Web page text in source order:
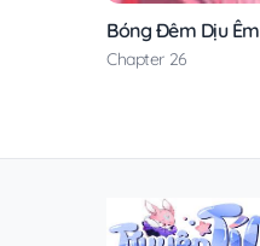
Bóng Đêm Dịu Êm
Chapter 26